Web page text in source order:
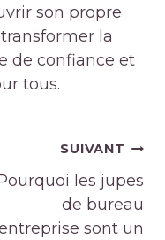
son propre
la
de confiance et
tous.
SUIVANT
les jupes
de bureau
sont un